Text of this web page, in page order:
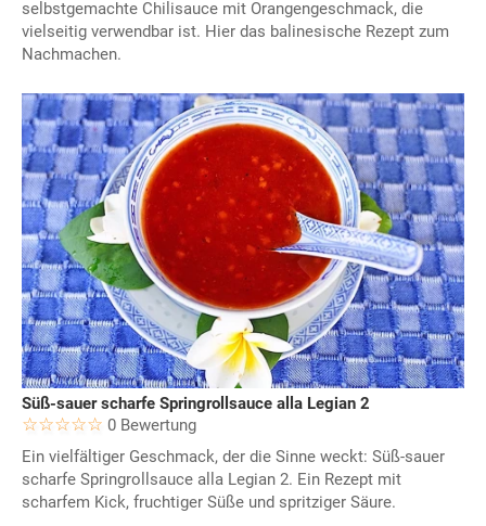
selbstgemachte Chilisauce mit Orangengeschmack, die
vielseitig verwendbar ist. Hier das balinesische Rezept zum
Nachmachen.
Süß-sauer scharfe Springrollsauce alla Legian 2
0 Bewertung
Ein vielfältiger Geschmack, der die Sinne weckt: Süß-sauer
scharfe Springrollsauce alla Legian 2. Ein Rezept mit
scharfem Kick, fruchtiger Süße und spritziger Säure.